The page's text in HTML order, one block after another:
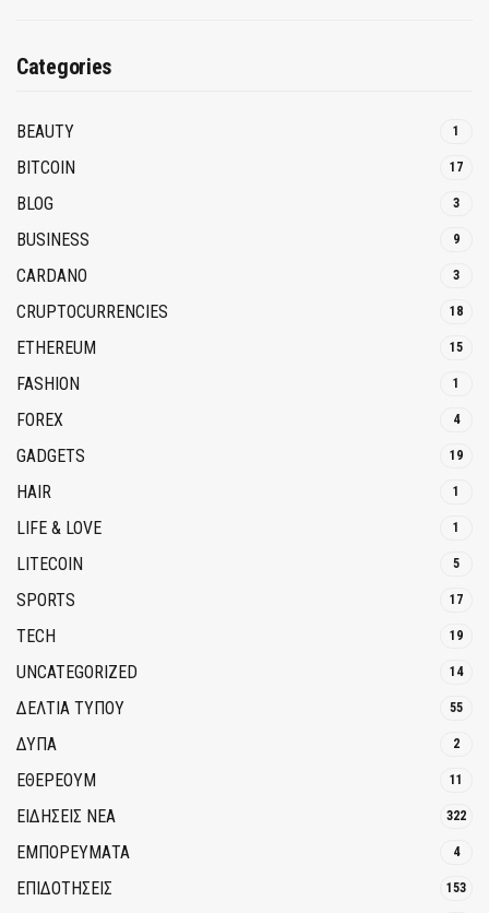
Categories
BEAUTY 1
BITCOIN 17
BLOG 3
BUSINESS 9
CARDANO 3
CRUPTOCURRENCIES 18
ETHEREUM 15
FASHION 1
FOREX 4
GADGETS 19
HAIR 1
LIFE & LOVE 1
LITECOIN 5
SPORTS 17
TECH 19
UNCATEGORIZED 14
ΔΕΛΤΙΑ ΤΥΠΟΥ 55
ΔΥΠΑ 2
ΕΘΈΡΕΟΥΜ 11
ΕΙΔΗΣΕΙΣ ΝΕΑ 322
ΕΜΠΟΡΕΥΜΑΤΑ 4
ΕΠΙΔΟΤΗΣΕΙΣ 153